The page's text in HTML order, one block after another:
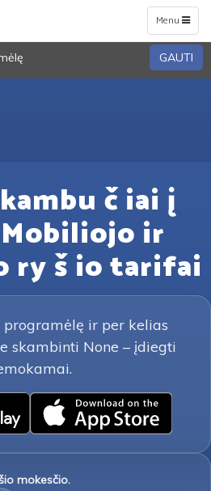
Toggle
navigation
Menu
GAUTI
č iai į
ir
ry š io tarifai
programėlę ir per kelias
skambinti None – įdiegti
mokesčio.